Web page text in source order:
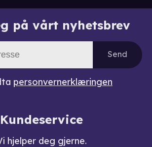
på vårt nyhetsbrev
Send
personvernerklæringen
Kundeservice
hjelper deg gjerne.